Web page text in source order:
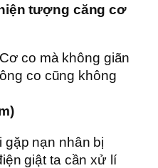
tượng căng cơ
co mà không giãn
co cũng không
gặp nạn nhân bị
giật ta cần xử lí